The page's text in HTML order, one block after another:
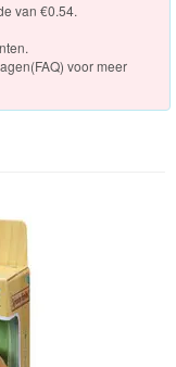
van €0.54.
voor meer